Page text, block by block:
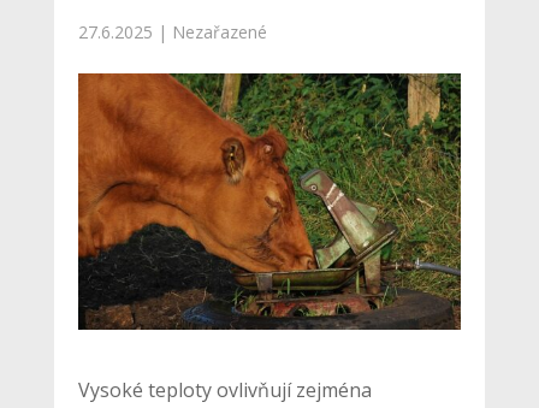
27.6.2025 | Nezařazené
Vysoké teploty ovlivňují zejména